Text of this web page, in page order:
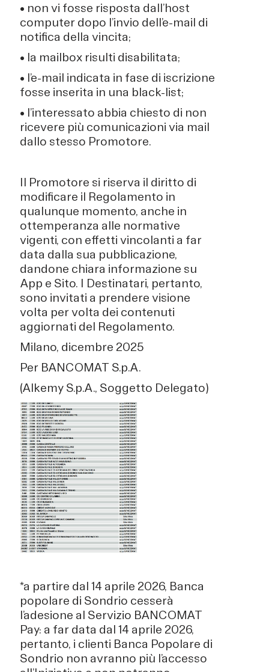
• non vi fosse risposta dall’host
computer dopo l’invio dell’e-mail di
notifica della vincita;
• la mailbox risulti disabilitata;
• l’e-mail indicata in fase di iscrizione
fosse inserita in una black-list;
• l’interessato abbia chiesto di non
ricevere più comunicazioni via mail
dallo stesso Promotore.
Il Promotore si riserva il diritto di
modificare il Regolamento in
qualunque momento, anche in
ottemperanza alle normative
vigenti, con effetti vincolanti a far
data dalla sua pubblicazione,
dandone chiara informazione su
App e Sito. I Destinatari, pertanto,
sono invitati a prendere visione
volta per volta dei contenuti
aggiornati del Regolamento.
Milano, dicembre 2025
Per BANCOMAT S.p.A.
(Alkemy S.p.A., Soggetto Delegato)
*a partire dal 14 aprile 2026, Banca
popolare di Sondrio cesserà
l’adesione al Servizio BANCOMAT
Pay: a far data dal 14 aprile 2026,
pertanto, i clienti Banca Popolare di
Sondrio non avranno più l’accesso